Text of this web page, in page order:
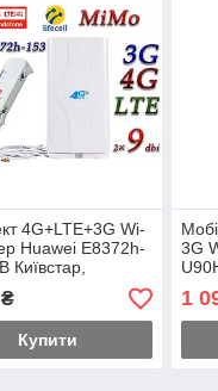
4G+LTE+3G Wi-
Huawei E8372h-
Київстар,
Lifecell з
MIMO 2×9dbi
Купити
3G
під
1